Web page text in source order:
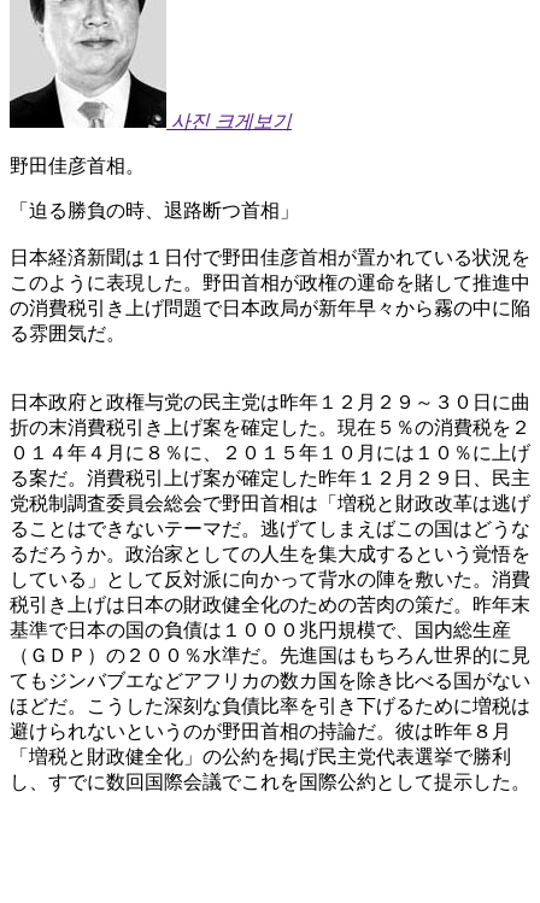
사진 크게보기
野田佳彦首相。
「迫る勝負の時、退路断つ首相」
日本経済新聞は１日付で野田佳彦首相が置かれている状況を
このように表現した。野田首相が政権の運命を賭して推進中
の消費税引き上げ問題で日本政局が新年早々から霧の中に陥
る雰囲気だ。
日本政府と政権与党の民主党は昨年１２月２９～３０日に曲
折の末消費税引き上げ案を確定した。現在５％の消費税を２
０１４年４月に８％に、２０１５年１０月には１０％に上げ
る案だ。消費税引上げ案が確定した昨年１２月２９日、民主
党税制調査委員会総会で野田首相は「増税と財政改革は逃げ
ることはできないテーマだ。逃げてしまえばこの国はどうな
るだろうか。政治家としての人生を集大成するという覚悟を
している」として反対派に向かって背水の陣を敷いた。消費
税引き上げは日本の財政健全化のための苦肉の策だ。昨年末
基準で日本の国の負債は１０００兆円規模で、国内総生産
（ＧＤＰ）の２００％水準だ。先進国はもちろん世界的に見
てもジンバブエなどアフリカの数カ国を除き比べる国がない
ほどだ。こうした深刻な負債比率を引き下げるために増税は
避けられないというのが野田首相の持論だ。彼は昨年８月
「増税と財政健全化」の公約を掲げ民主党代表選挙で勝利
し、すでに数回国際会議でこれを国際公約として提示した。